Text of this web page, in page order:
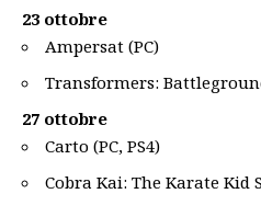
23 ottobre
Ampersat (PC)
Transformers:
27 ottobre
Carto (PC, PS4)
Cobra Kai: The Karate Kid